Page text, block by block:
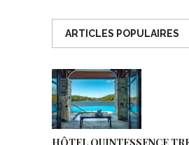
ARTICLES POPULAIRES